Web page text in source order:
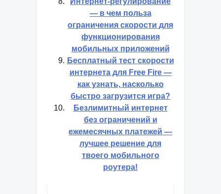
Интернет-регулирование
— в чем польза
ограничения скорости для
функционирования
мобильных приложений
Бесплатный тест скорости
интернета для Free Fire —
как узнать, насколько
быстро загрузится игра?
Безлимитный интернет
без ограничений и
ежемесячных платежей —
лучшее решение для
твоего мобильного
роутера!